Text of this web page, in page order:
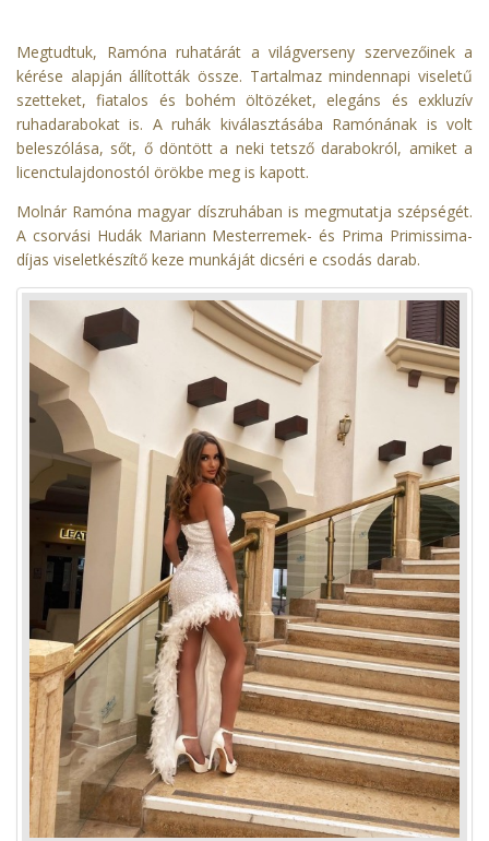
Megtudtuk, Ramóna ruhatárát a világverseny szervezőinek a
kérése alapján állították össze. Tartalmaz mindennapi viseletű
szetteket, fiatalos és bohém öltözéket, elegáns és exkluzív
ruhadarabokat is. A ruhák kiválasztásába Ramónának is volt
beleszólása, sőt, ő döntött a neki tetsző darabokról, amiket a
licenctulajdonostól örökbe meg is kapott.
Molnár Ramóna magyar díszruhában is megmutatja szépségét.
A csorvási Hudák Mariann Mesterremek- és Prima Primissima-
díjas viseletkészítő keze munkáját dicséri e csodás darab.